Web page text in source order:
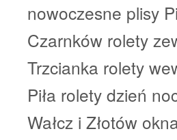
nowoczesne plisy
Czarnków rolety
Trzcianka rolety
Piła rolety dzień
Wałcz i Złotów